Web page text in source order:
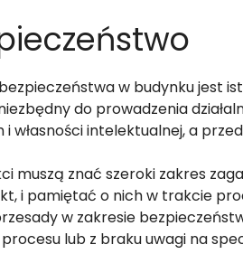
w budynku jest
do prowadzenia
i własności intelektualnej, a
muszą znać szeroki zakres
i pamiętać o nich w trakcie
w zakresie
lub z braku uwagi na